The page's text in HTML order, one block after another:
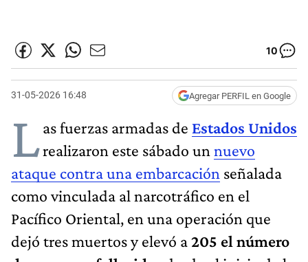
10
31-05-2026 16:48 Agregar PERFIL en Google
Las fuerzas armadas de Estados Unidos
realizaron este sábado un nuevo
ataque contra una embarcación señalada
como vinculada al narcotráfico en el
Pacífico Oriental, en una operación que
dejó tres muertos y elevó a205 el número